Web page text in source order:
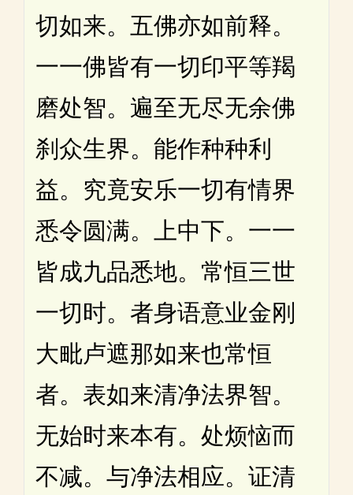
切如来。五佛亦如前释。
一一佛皆有一切印平等羯
磨处智。遍至无尽无余佛
刹众生界。能作种种利
益。究竟安乐一切有情界
悉令圆满。上中下。一一
皆成九品悉地。常恒三世
一切时。者身语意业金刚
大毗卢遮那如来也常恒
者。表如来清净法界智。
无始时来本有。处烦恼而
不减。与净法相应。证清